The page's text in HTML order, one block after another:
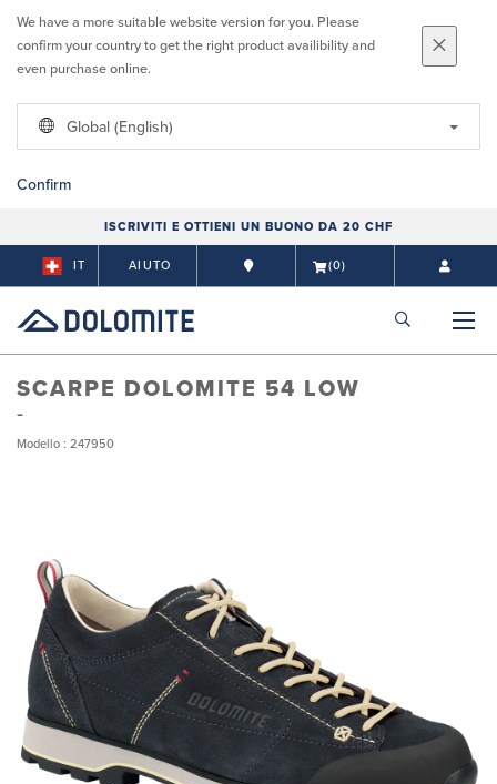
We have a more suitable website version for you. Please
confirm your country to get the right product availibility and
even purchase online.
Global (English)
Confirm
ISCRIVITI E OTTIENI UN BUONO DA 20 CHF
IT AIUTO (0)
SCARPE DOLOMITE 54 LOW
Modello : 247950